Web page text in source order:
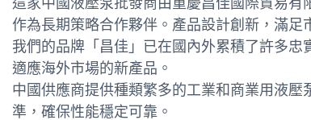
作為長期策略合作夥伴。產品設計創新，滿足
我們的品牌「昌佳」已在國內外累積了許多
適應海外市場的新產品。
中國供應商提供種類繁多的工業和商業用液
準，確保性能穩定可靠。